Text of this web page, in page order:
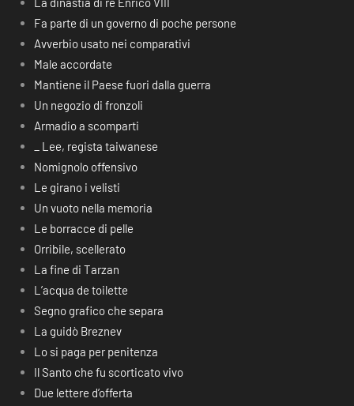
Fa parte di un governo di poche persone
Avverbio usato nei comparativi
Male accordate
Mantiene il Paese fuori dalla guerra
Un negozio di fronzoli
Armadio a scomparti
_ Lee, regista taiwanese
Nomignolo offensivo
Le girano i velisti
Un vuoto nella memoria
Le borracce di pelle
Orribile, scellerato
La fine di Tarzan
L’acqua de toilette
Segno grafico che separa
La guidò Breznev
Lo si paga per penitenza
Il Santo che fu scorticato vivo
Due lettere d’offerta